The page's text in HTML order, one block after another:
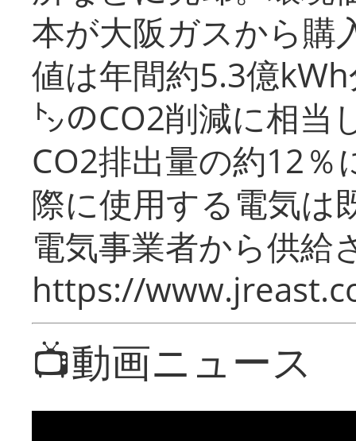
本が大阪ガスから購
値は年間約5.3億
㌧のCO2削減に相当
CO2排出量の約12％
際に使用する電気は
電気事業者から供給
https://
📺動画ニュース